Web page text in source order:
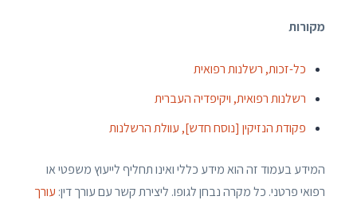
מקורות
כל-זכות, רשלנות רפואית
רשלנות רפואית, ויקיפדיה העברית
פקודת הנזיקין [נוסח חדש], עוולת הרשלנות
המידע בעמוד זה הוא מידע כללי ואינו תחליף לייעוץ משפטי או
רפואי פרטני. כל מקרה נבחן לגופו. ליצירת קשר עם עורך דין: עורך